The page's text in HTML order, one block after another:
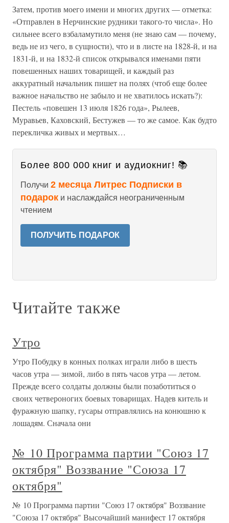
Затем, против моего имени и многих других — отметка:
«Отправлен в Нерчинские рудники такого-то числа». Но
сильнее всего взбаламутило меня (не знаю сам — почему,
ведь не из чего, в сущности), что и в листе на 1828-й, и на
1831-й, и на 1832-й список открывался именами пяти
повешенных наших товарищей, и каждый раз
аккуратный начальник пишет на полях (чтоб еще более
важное начальство не забыло и не хватилось искать?):
Пестель «повешен 13 июля 1826 года», Рылеев,
Муравьев, Каховский, Бестужев — то же самое. Как будто
перекличка живых и мертвых…
Более 800 000 книг и аудиокниг! 📚
Получи 2 месяца Литрес Подписки в
подарок и наслаждайся неограниченным
чтением
ПОЛУЧИТЬ ПОДАРОК
Читайте также
Утро
Утро Побудку в конных полках играли либо в шесть
часов утра — зимой, либо в пять часов утра — летом.
Прежде всего солдаты должны были позаботиться о
своих четвероногих боевых товарищах. Надев китель и
фуражную шапку, гусары отправлялись на конюшню к
лошадям. Сначала они
№ 10 Программа партии "Союз 17
октября" Воззвание "Союза 17
октября"
№ 10 Программа партии "Союз 17 октября" Воззвание
"Союза 17 октября" Высочайший манифест 17 октября